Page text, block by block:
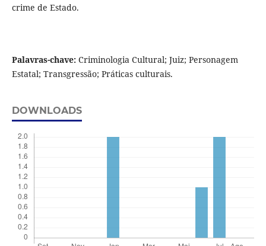
crime de Estado.
Palavras-chave:Criminologia Cultural; Juiz; Personagem
Estatal; Transgressão; Práticas culturais.
DOWNLOADS